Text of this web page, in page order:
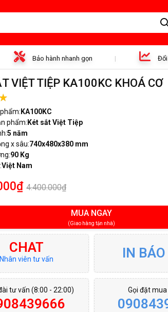
Bảo hành nhanh gọn Đổi
VIỆT TIỆP KA100KC KHOÁ CƠ
KA100KC
phẩm: Két sắt Việt Tiệp
5 năm
x sâu:740x480x380 mm
90 Kg
Việt Nam
4.400.000₫
MUA NGAY
(Giao hàng tận nhà)
CHAT
Nhân viên tư vấn IN
tư vấn (8:00 - 22:00) Gọi đặt